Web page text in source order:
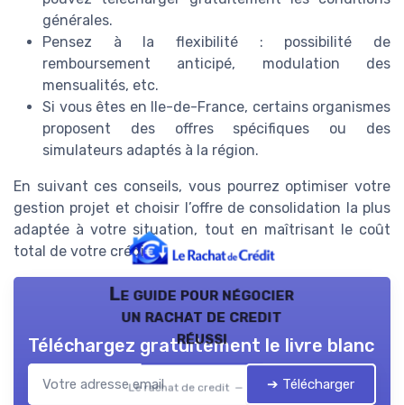
générales.
Pensez à la flexibilité : possibilité de
remboursement anticipé, modulation des
mensualités, etc.
Si vous êtes en Ile-de-France, certains organismes
proposent des offres spécifiques ou des
simulateurs adaptés à la région.
En suivant ces conseils, vous pourrez optimiser votre
gestion projet et choisir l’offre de consolidation la plus
adaptée à votre situation, tout en maîtrisant le coût
total de votre crédit.
Le guide pour négocier
un rachat de credit
réussi
Le rachat de credit — 2026
Téléchargez gratuitement le livre blanc
➔ Télécharger